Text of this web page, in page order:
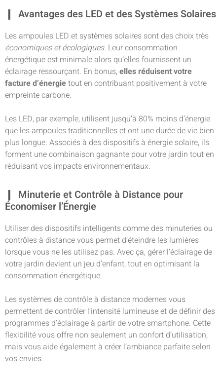
Avantages des LED et des Systèmes Solaires
Les ampoules LED et systèmes solaires sont des choix très
économiques et écologiques. Leur consommation
énergétique est minimale alors qu’elles fournissent un
éclairage ressourçant. En bonus,elles réduisent votre
facture d’énergietout en contribuant positivement à votre
empreinte carbone.
Les LED, par exemple, utilisent jusqu’à 80% moins d’énergie
que les ampoules traditionnelles et ont une durée de vie bien
plus longue. Associés à des dispositifs à énergie solaire, ils
forment une combinaison gagnante pour votre jardin tout en
réduisant vos impacts environnementaux.
Minuterie et Contrôle à Distance pour
Économiser l’Énergie
Utiliser des dispositifs intelligents comme des minuteries ou
contrôles à distance vous permet d’éteindre les lumières
lorsque vous ne les utilisez pas. Avec ça, gérer l’éclairage de
votre jardin devient un jeu d’enfant, tout en optimisant la
consommation énergétique.
Les systèmes de contrôle à distance modernes vous
permettent de contrôler l’intensité lumineuse et de définir des
programmes d’éclairage à partir de votre smartphone. Cette
flexibilité vous offre non seulement un confort d’utilisation,
mais vous aide également à créer l’ambiance parfaite selon
vos envies.